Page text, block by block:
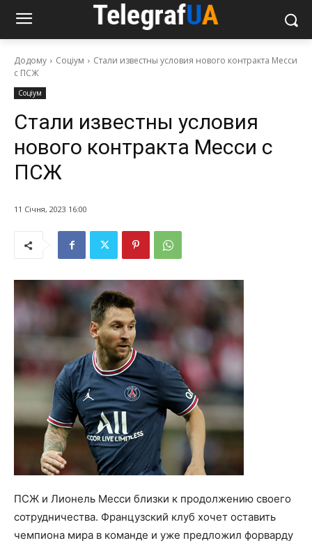
Додому Соціум
Стали известны условия нового контракта Месси
с ПСЖ
Соціум
Стали известны условия
нового контракта Месси с
ПСЖ
11 Січня, 2023 16:00
ПСЖ и Лионель Месси близки к продолжению своего
сотрудничества. Французский клуб хочет оставить
чемпиона мира в команде и уже предложил форварду